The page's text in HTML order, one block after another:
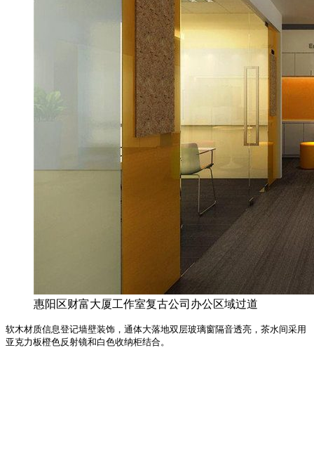
惠阳区财富大厦工作室复古公司办公区域过道
软木材质信息登记墙壁装饰，通体大落地双层玻璃窗隔音透亮，茶水间采用
亚克力板橙色反射镜和白色收纳柜结合。